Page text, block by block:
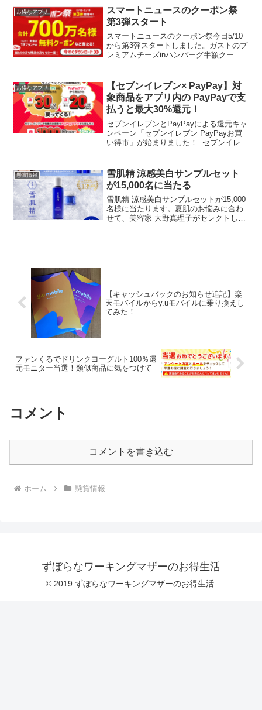
募受付期間2023年6月13日（火）1...
お得なアプリ
スマートニュースのクーポン祭
第3弾スタート
スマートニュースのクーポン祭今日5/10
から第3弾スタートしました。ガストのプ
レミアムチーズinハンバーグ半額クーポ
ャンス…！／#クーポン祭 第3弾 本日開
始！...
お得なアプリ
【セブンイレブン× PayPay】対
象商品をアプリ内の PayPayで支
払うと最大30%還元！
セブンイレブンとPayPayによる還元キャ
ンペーン「セブンイレブン PayPayお買
い得市」が始まりました！ セブンイレブ
PayPayポイント還元されます。...
懸賞情報
雪肌精 涼感美白サンプルセット
が15,000名に当たる
雪肌精 涼感美白サンプルセットが15,000
名様に当たります。夏肌のお悩みに合わ
せて、美容家 大野真理子がセレクトして
【キャッシュバックのお知らせ追記】楽
天モバイルからy.uモバイルに乗り換えし
てみた！
ファンくるでドリンクヨーグルト100％還
元モニター当選！類似商品に気をつけて
コメント
コメントを書き込む
ホーム 懸賞情報
ずぼらなワーキングマザーのお得生活
© 2019 ずぼらなワーキングマザーのお得生活.